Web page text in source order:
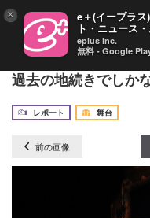
『白衛軍 The White
過去の地続きでしか
レポート
舞台
前の画像
× e＋(イープラ
ト・ニュース
eplus inc.
無料 - Google